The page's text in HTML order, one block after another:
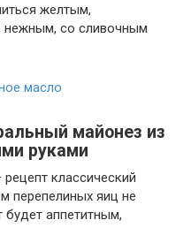
желтым,
нежным, со сливочным
масло
майонез из
руками
рецепт классический
перепелиных яиц не
будет аппетитным,